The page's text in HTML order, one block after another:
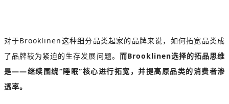
对于Brooklinen这种细分品类起家的品牌来说，如何拓宽品类成
了品牌较为紧迫的生存发展问题。 而Brooklinen选择的拓品思维
是——继续围绕“睡眠”核心进行拓宽，并提高原品类的消费者渗
透率。